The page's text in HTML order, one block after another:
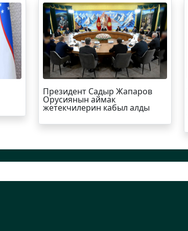
Президент Садыр Жапаров
Орусиянын аймак
жетекчилерин кабыл алды